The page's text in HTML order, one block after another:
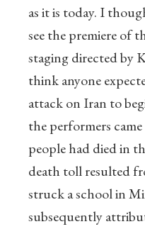
as it is today. I
see the premiere of
staging directed by
think anyone
attack on Iran to
the performers
people had died in
death toll resulted
struck a school in
subsequently